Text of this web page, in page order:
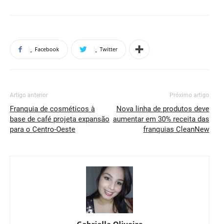
Facebook Twitter
Artigo anterior
Franquia de cosméticos à
base de café projeta expansão
para o Centro-Oeste
Próximo artigo
Nova linha de produtos deve
aumentar em 30% receita das
franquias CleanNew